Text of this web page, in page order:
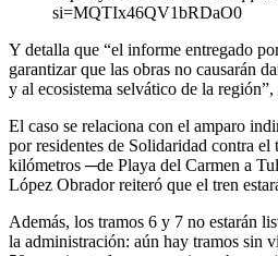
si=MQTIx46QV1bRDaO0
Y detalla que “el informe entregado
garantizar que las obras no causarán
y al ecosistema selvático de la
El caso se relaciona con el amparo
por residentes de Solidaridad contra el
kilómetros ─de Playa del Carmen a
López Obrador reiteró que el tren
Además, los tramos 6 y 7 no estarán
la administración: aún hay tramos sin